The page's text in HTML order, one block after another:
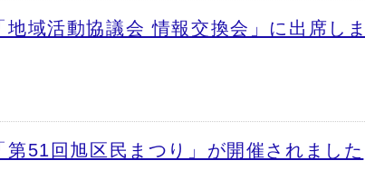
域活動協議会 情報交換会」に出席しま
51回旭区民まつり」が開催されました